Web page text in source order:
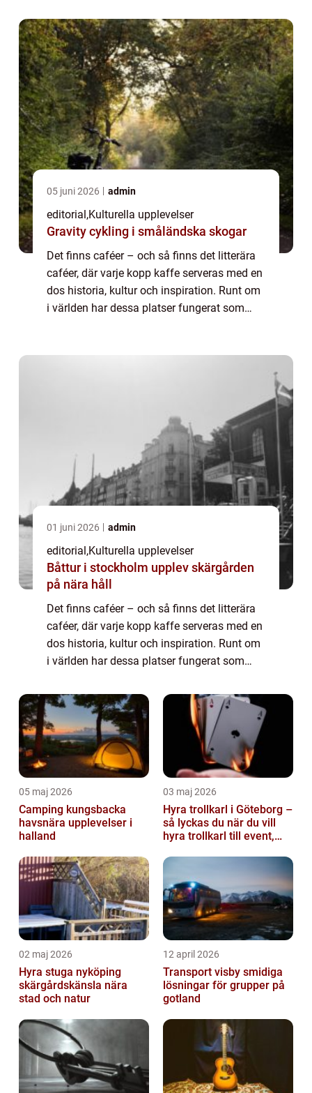
05 juni 2026 admin
editorial ,Kulturella upplevelser
Gravity cykling i småländska skogar
Det finns caféer – och så finns det litterära
caféer, där varje kopp kaffe serveras med en
dos historia, kultur och inspiration. Runt om
i världen har dessa platser fungerat som
01 juni 2026 admin
editorial ,Kulturella upplevelser
Båttur i stockholm upplev skärgården
på nära håll
Det finns caféer – och så finns det litterära
caféer, där varje kopp kaffe serveras med en
dos historia, kultur och inspiration. Runt om
i världen har dessa platser fungerat som
05 maj 2026
Camping kungsbacka
havsnära upplevelser i
halland
03 maj 2026
Hyra trollkarl i Göteborg –
så lyckas du när du vill
hyra trollkarl till event,
02 maj 2026
Hyra stuga nyköping
skärgårdskänsla nära
stad och natur
12 april 2026
Transport visby smidiga
lösningar för grupper på
gotland